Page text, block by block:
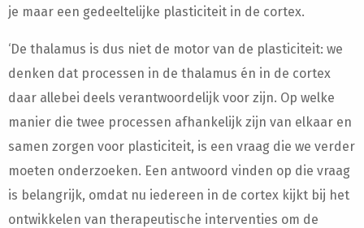
je maar een gedeeltelijke plasticiteit in de cortex.
‘De thalamus is dus niet de motor van de plasticiteit: we
denken dat processen in de thalamus én in de cortex
daar allebei deels verantwoordelijk voor zijn. Op welke
manier die twee processen afhankelijk zijn van elkaar en
samen zorgen voor plasticiteit, is een vraag die we verder
moeten onderzoeken. Een antwoord vinden op die vraag
is belangrijk, omdat nu iedereen in de cortex kijkt bij het
ontwikkelen van therapeutische interventies om de